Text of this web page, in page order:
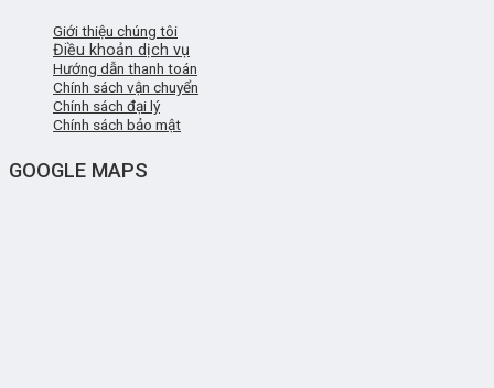
Giới thiệu chúng tôi
Điều khoản dịch vụ
Hướng dẫn thanh toán
Chính sách vận chuyển
Chính sách đại lý
Chính sách bảo mật
GOOGLE MAPS